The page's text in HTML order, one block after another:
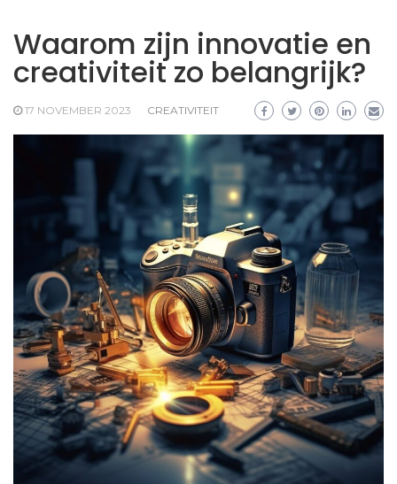
Waarom zijn innovatie en
creativiteit zo belangrijk?
17 NOVEMBER 2023 CREATIVITEIT